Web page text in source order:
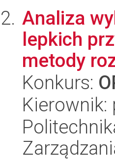
Analiza
lepkich
metody
Konkurs:
Kierownik: